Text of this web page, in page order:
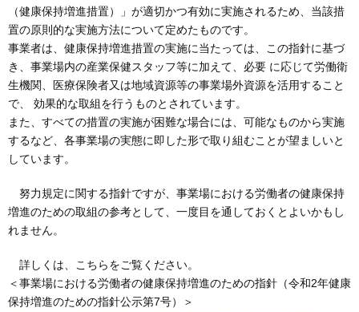
（健康保持増進措置）」が適切かつ有効に実施されるため、当該措
置の原則的な実施方法について定めたものです。
事業者は、健康保持増進措置の実施に当たっては、この指針に基づ
き、事業場内の産業保健スタッフ等に加えて、必要 に応じて労働衛
生機関、医療保険者又は地域資源等の事業場外資源を活用すること
で、 効果的な取組を行うものとされています。
また、すべての措置の実施が困難な場合には、可能なものから実施
するなど、各事業場の実態に即した形で取り組むことが望ましいと
しています。
努力規定に関する指針ですが、事業場における労働者の健康保持
増進のための取組の参考として、一度目を通しておくとよいかもし
れません。
詳しくは、こちらをご覧ください。
＜事業場における労働者の健康保持増進のための指針（令和2年健康
保持増進のための指針公示第7号）＞